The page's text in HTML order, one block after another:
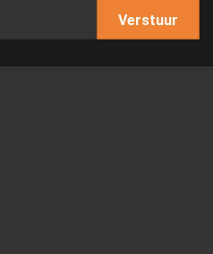
Verstuur